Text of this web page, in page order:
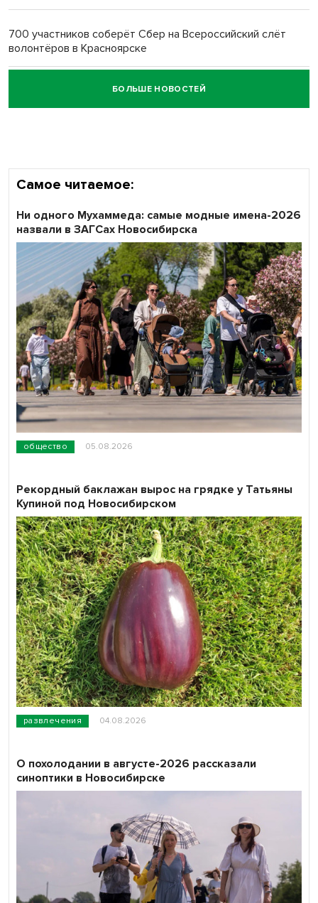
700 участников соберёт Сбер на Всероссийский слёт
волонтёров в Красноярске
Честный выбор: видеонаблюдение обеспечит
объективность результатов ЕДГ в Новосибирской
БОЛЬШЕ НОВОСТЕЙ
Самое читаемое:
общество 05.08.2026
Ни одного Мухаммеда: самые модные имена-2026
назвали в ЗАГСах Новосибирска
развлечения 04.08.2026
Рекордный баклажан вырос на грядке у Татьяны
Купиной под Новосибирском
О похолодании в августе-2026 рассказали
синоптики в Новосибирске